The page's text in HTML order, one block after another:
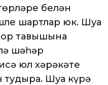
белән
шартлар юк. Шуңа
тавышына
шәһәр
юл хәрәкәте
Шуңа күрә